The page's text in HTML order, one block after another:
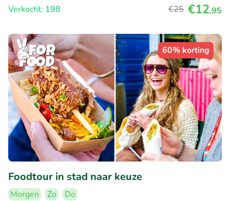
Verkocht: 198
€25 €12,95
60% korting
Foodtour in stad naar keuze
Morgen Zo
Do